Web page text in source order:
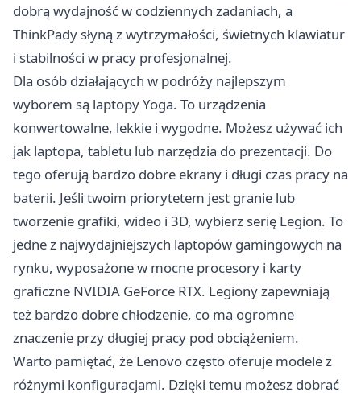
dobrą wydajność w codziennych zadaniach, a
ThinkPady słyną z wytrzymałości, świetnych klawiatur
i stabilności w pracy profesjonalnej.
Dla osób działających w podróży najlepszym
wyborem są laptopy Yoga. To urządzenia
konwertowalne, lekkie i wygodne. Możesz używać ich
jak laptopa, tabletu lub narzędzia do prezentacji. Do
tego oferują bardzo dobre ekrany i długi czas pracy na
baterii. Jeśli twoim priorytetem jest granie lub
tworzenie grafiki, wideo i 3D, wybierz serię Legion. To
jedne z najwydajniejszych laptopów gamingowych na
rynku, wyposażone w mocne procesory i karty
graficzne NVIDIA GeForce RTX. Legiony zapewniają
też bardzo dobre chłodzenie, co ma ogromne
znaczenie przy długiej pracy pod obciążeniem.
Warto pamiętać, że Lenovo często oferuje modele z
różnymi konfiguracjami. Dzięki temu możesz dobrać